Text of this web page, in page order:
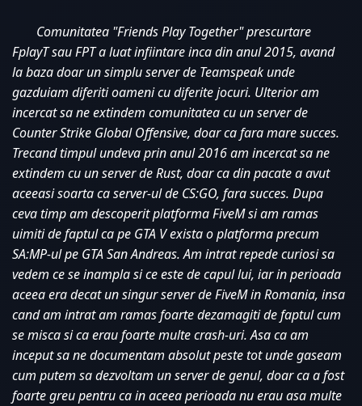
Comunitatea "Friends Play Together" prescurtare
FplayT sau FPT a luat infiintare inca din anul 2015, avand
la baza doar un simplu server de Teamspeak unde
gazduiam diferiti oameni cu diferite jocuri. Ulterior am
incercat sa ne extindem comunitatea cu un server de
Counter Strike Global Offensive, doar ca fara mare succes.
Trecand timpul undeva prin anul 2016 am incercat sa ne
extindem cu un server de Rust, doar ca din pacate a avut
aceeasi soarta ca server-ul de CS:GO, fara succes. Dupa
ceva timp am descoperit platforma FiveM si am ramas
uimiti de faptul ca pe GTA V exista o platforma precum
SA:MP-ul pe GTA San Andreas. Am intrat repede curiosi sa
vedem ce se inampla si ce este de capul lui, iar in perioada
aceea era decat un singur server de FiveM in Romania, insa
cand am intrat am ramas foarte dezamagiti de faptul cum
se misca si ca erau foarte multe crash-uri. Asa ca am
inceput sa ne documentam absolut peste tot unde gaseam
cum putem sa dezvoltam un server de genul, doar ca a fost
foarte greu pentru ca in aceea perioada nu erau asa multe